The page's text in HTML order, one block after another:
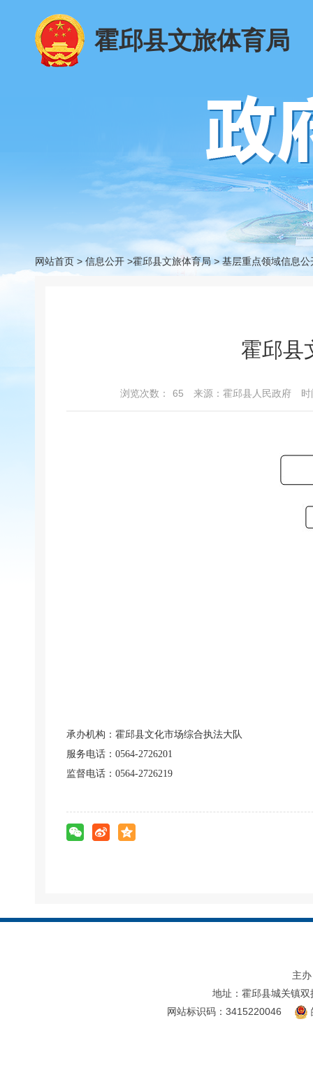
霍邱县文旅体育局
网站首页 > 信息公开 >霍邱县文旅体育局 > 基层重点领域信息公
霍邱县
浏览次数： 65 来源：霍邱县人民政府
承办机构：霍邱县文化市场综合执法大队
服务电话： 0564-2726201
监督电话： 0564-2726219
主
地址：霍邱县城关镇双
网站标识码：3415220046